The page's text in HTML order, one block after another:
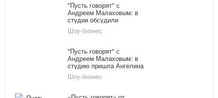
"Пусть говорят" с
Андреем Малаховым: в
студии обсудили
трагедию в Карелии
Шоу-бизнес
"Пусть говорят" с
Андреем Малаховым: в
студию пришла Ангелина
Дорофеева - учительница,
забеременевшая от
Шоу-бизнес